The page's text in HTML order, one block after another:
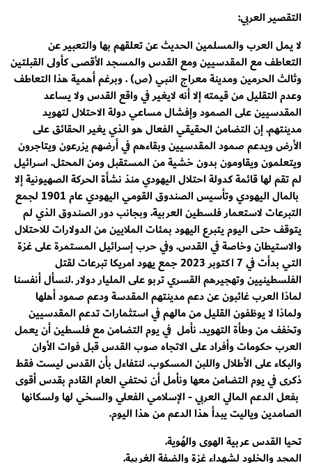
التقصير العربي:
لا يمل العرب والمسلمين الحديث عن تعلقهم بها والتعبير عن
التعاطف مع المقدسيين ومع القدس والمسجد الأقصى كأولى القبلتين
وثالث الحرمين ومدينة معراج النبي (ص) . وبرغم أهمية هذا التعاطف
وعدم التقليل من قيمته إلا أنه لايغير في واقع القدس ولا يساعد
المقدسيين على الصمود وإفشال مساعي دولة الاحتلال لتهويد
مدينتهم. إن التضامن الحقيقي الفعال هو الذي يغير الحقائق على
الأرض ويدعم صمود المقدسيين وبقاءهم في أرضهم يزرعون ويتاجرون
ويتعلمون ويقاومون بدون خشية من المستقبل ومن المحتل. اسرائيل
لم تقم لها قائمة كدولة احتلال اليهودي منذ نشأة الحركة الصهيونية إلا
بالمال اليهودي وتأسيس الصندوق القومي اليهودي عام 1901 لجمع
التبرعات لاستعمار فلسطين العربية. وبجانب دور الصندوق الذي لم
يتوقف حتى اليوم يتبرع اليهود بمئات الملايين من الدولارات للاحتلال
والاستيطان وخاصة في القدس. وفي حرب إسرائيل المستمرة على غزة
التي بدأت في 7 اكتوبر 2023 جمع يهود امريكا تبرعات لقتل
الفلسطينيين وتهجيرهم القسري تربو على المليار دولار .لنسأل أنفسنا
لماذا العرب غائبون عن دعم مدينتهم المقدسة ودعم صمود أهلها
ولماذا لا يوظفون القليل من مالهم في استثمارات تدعم المقدسيين
وتخفف من وطأة التهويد. نأمل في يوم التضامن مع فلسطين أن يعمل
العرب حكومات وأفراد على الاتجاه صوب القدس قبل فوات الأوان
والبكاء على الأطلال واللبن المسكوب. لنتفاءل بأن القدس ليست فقط
ذكرى في يوم التضامن معها ونأمل أن نحتفي العام القادم بقدس أقوى
بفعل الدعم المالي العربي - الإسلامي الفعلي والسخي لها ولسكانها
الصامدين وياليت يبدأ هذا الدعم من هذا اليوم.
تحيا القدس عربية الهوى والهُوية.
المجد والخلود لشهداء غزة والضفة الغربية.